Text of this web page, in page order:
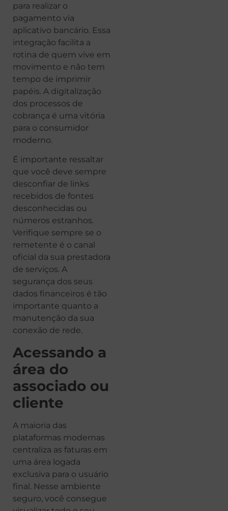
para realizar o
pagamento via
aplicativo bancário. Essa
integração facilita a
rotina de quem vive em
movimento e não tem
tempo de imprimir
papéis. A digitalização
dos processos de
cobrança é uma vitória
para o consumidor
moderno.
É importante ressaltar
que você deve sempre
desconfiar de links
recebidos de fontes
desconhecidas ou
números estranhos.
Verifique sempre se o
remetente é o canal
oficial da sua prestadora
de serviços. A
segurança dos seus
dados financeiros é tão
importante quanto a
manutenção da sua
conexão de rede.
Acessando a
área do
associado ou
cliente
A maioria das
plataformas modernas
centraliza as faturas em
uma área logada
exclusiva para o usuário
final. Nesse ambiente
seguro, você consegue